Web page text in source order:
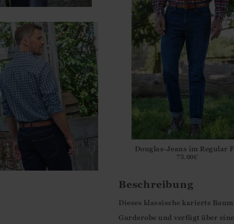
Douglas-Jeans im Regular
75.00€
Beschreibung
Dieses klassische karierte
Garderobe und verfügt über